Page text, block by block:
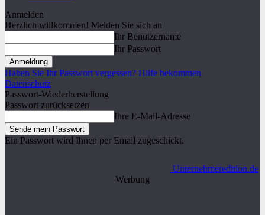
Anmelden
Herzlich willkommen! Melden Sie sich an
Ihr Benutzername
Ihr Passwort
Haben Sie Ihr Passwort vergessen? Hilfe bekommen
Datenschutz
Passwort-Wiederherstellung
Passwort zurücksetzen
Ihre E-Mail-Adresse
Ein Passwort wird Ihnen per Email zugeschickt.
Unternehmeredition.de
Werbung